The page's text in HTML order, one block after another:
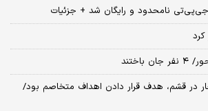
نامحدود و رایگان شد + جزئیات
در قشم، هدف قرار دادن اهداف متخاصم بود/